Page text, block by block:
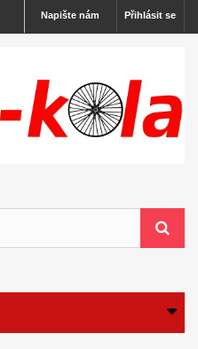
Přihlásit se
Napište nám